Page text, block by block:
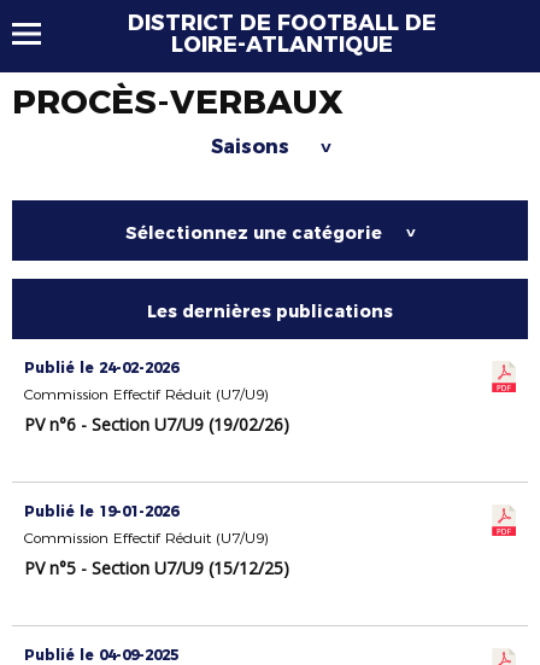
DISTRICT DE FOOTBALL DE
LOIRE-ATLANTIQUE
PROCÈS-VERBAUX
Saisons >
Sélectionnez une catégorie >
Les dernières publications
Publié le 24-02-2026
Commission Effectif Réduit (U7/U9)
PV n°6 - Section U7/U9 (19/02/26)
Publié le 19-01-2026
Commission Effectif Réduit (U7/U9)
PV n°5 - Section U7/U9 (15/12/25)
Publié le 04-09-2025